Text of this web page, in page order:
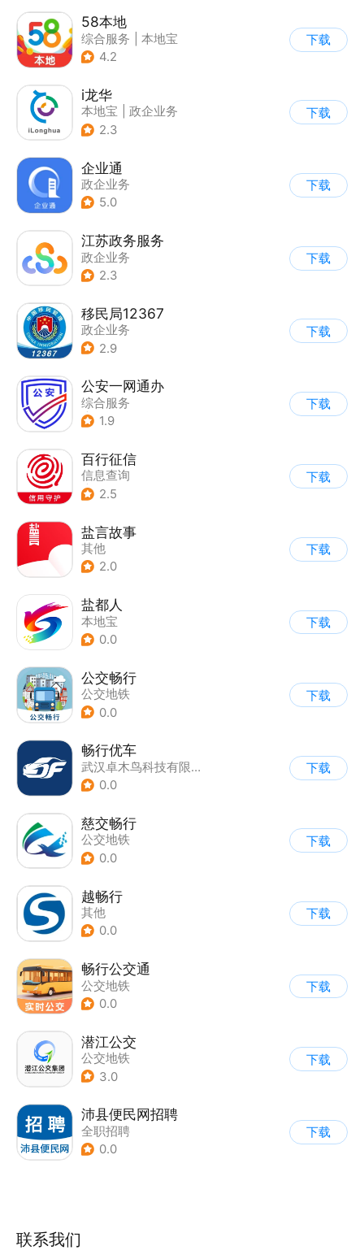
58本地
综合服务
本地宝
4.2
下载
i龙华
本地宝
政企业务
2.3
下载
企业通
政企业务
5.0
下载
江苏政务服务
政企业务
2.3
下载
移民局12367
政企业务
2.9
下载
公安一网通办
综合服务
| 业务咨询办理
1.9
下载
百行征信
信息查询
| 业务咨询办理
2.5
下载
盐言故事
其他
2.0
下载
盐都人
本地宝
0.0
下载
公交畅行
公交地铁
0.0
下载
畅行优车
武汉卓木鸟科技有限公司
0.0
下载
慈交畅行
公交地铁
0.0
下载
越畅行
其他
0.0
下载
畅行公交通
公交地铁
0.0
下载
潜江公交
公交地铁
3.0
下载
沛县便民网招聘
全职招聘
0.0
下载
联系我们